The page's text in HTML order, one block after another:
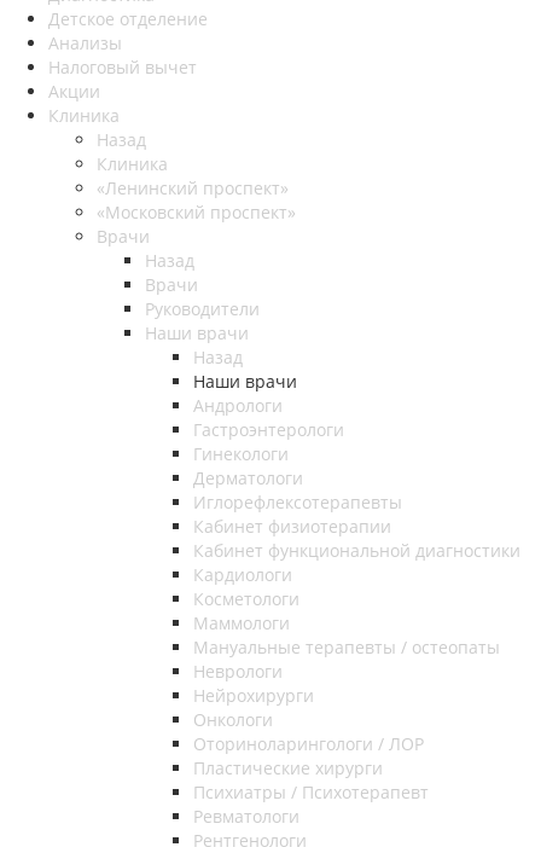
Детское отделение
Анализы
Налоговый вычет
Акции
Клиника
Назад
Клиника
«Ленинский проспект»
«Московский проспект»
Врачи
Назад
Врачи
Руководители
Наши врачи
Назад
Наши врачи
Андрологи
Гастроэнтерологи
Гинекологи
Дерматологи
Иглорефлексотерапевты
Кабинет физиотерапии
Кабинет функциональной диагностики
Кардиологи
Косметологи
Маммологи
Мануальные терапевты / остеопаты
Неврологи
Нейрохирурги
Онкологи
Оториноларингологи / ЛОР
Пластические хирурги
Психиатры / Психотерапевт
Ревматологи
Рентгенологи